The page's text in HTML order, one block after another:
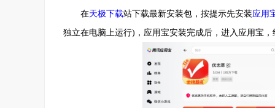
在天极下载站下载最新安装包，按提示先安装应用
独立在电脑上运行)，应用宝安装完成后，进入应用宝